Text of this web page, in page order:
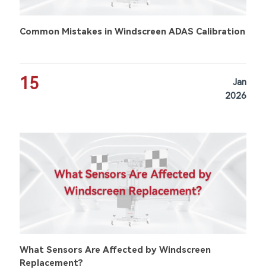
Common Mistakes in Windscreen ADAS Calibration
15
Jan
2026
What Sensors Are Affected by Windscreen
Replacement?